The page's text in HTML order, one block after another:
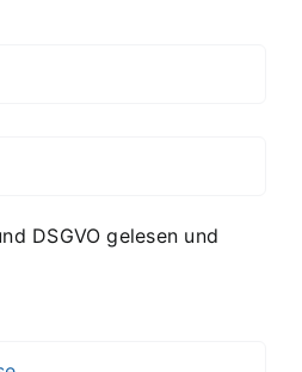
DSGVO gelesen und